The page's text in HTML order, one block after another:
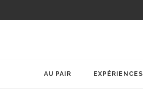
AU PAIR EXPÉRIENCES